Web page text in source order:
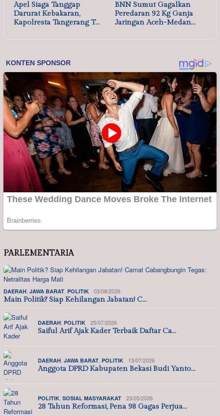
Apel Siaga Tanggap
Darurat Kebakaran,
Kapolresta Tangerang T…
BNN Sumut Gagalkan
Peredaran 92 Kg Ganja
Jaringan Aceh-Medan…
PARLEMENTARIA
DAERAH JAWA BARAT POLITIK 03/08/2026
Main Politik? Siap Kehilangan Jabatan! C…
DAERAH POLITIK 25/07/2026
Saiful Arif Ajak Kader Terbaik Daftar Ca…
DAERAH JAWA BARAT POLITIK 13/07/2026
Anggota DPRD Kabupaten Bekasi Budi Yanto…
POLITIK SOSIAL MASYARAKAT 23/05/2026
28 Tahun Reformasi, Pena 98 Gagas Perjua…